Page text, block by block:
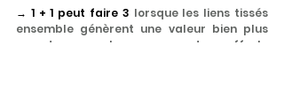
→ 1 + 1 peut faire 3 lorsque les liens tissés
ensemble génèrent une valeur bien plus
grande que la somme des efforts